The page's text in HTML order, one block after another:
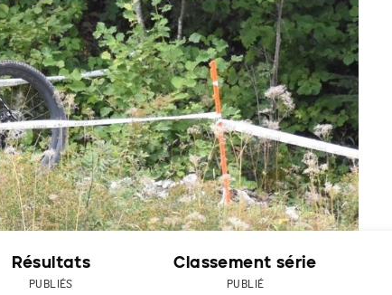
Résultats
PUBLIÉS
Classement série
PUBLIÉ